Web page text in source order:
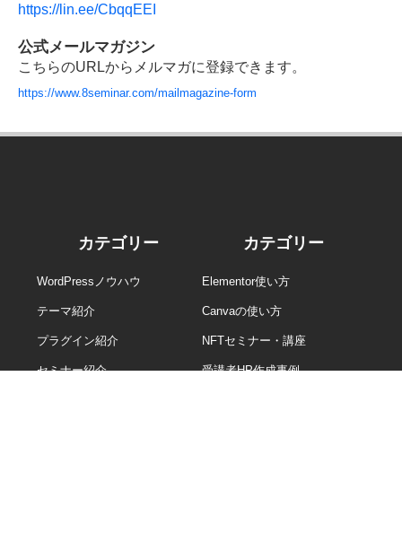
https://lin.ee/CbqqEEI
公式メールマガジン
こちらのURLからメルマガに登録できます。
https://www.8seminar.com/mailmagazine-form
カテゴリー
WordPressノウハウ
テーマ紹介
プラグイン紹介
セミナー紹介
カテゴリー
Elementor使い方
Canvaの使い方
NFTセミナー・講座
受講者HP作成事例